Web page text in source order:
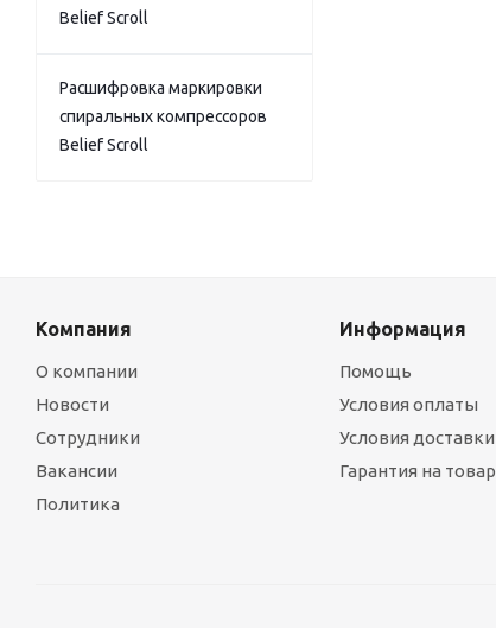
Belief Scroll
Расшифровка маркировки
спиральных компрессоров
Belief Scroll
Компания
О компании
Новости
Сотрудники
Вакансии
Политика
Информация
Помощь
Условия оплаты
Условия доставки
Гарантия на товар